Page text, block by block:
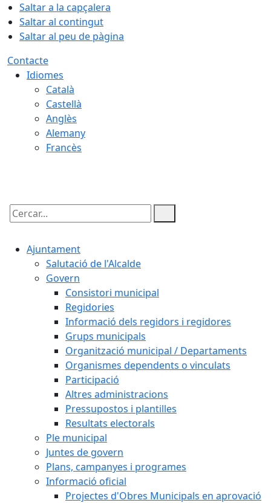
Saltar a la capçalera
Saltar al contingut
Saltar al peu de pàgina
Contacte
Idiomes
Català
Castellà
Anglès
Alemany
Francès
Cercar:
Ajuntament
Salutació de l'Alcalde
Govern
Consistori municipal
Regidories
Informació dels regidors i regidores
Grups municipals
Organització municipal / Departaments
Organismes dependents o vinculats
Participació
Altres administracions
Pressupostos i plantilles
Resultats electorals
Ple municipal
Juntes de govern
Plans, campanyes i programes
Informació oficial
Projectes d'Obres Municipals en aprovació